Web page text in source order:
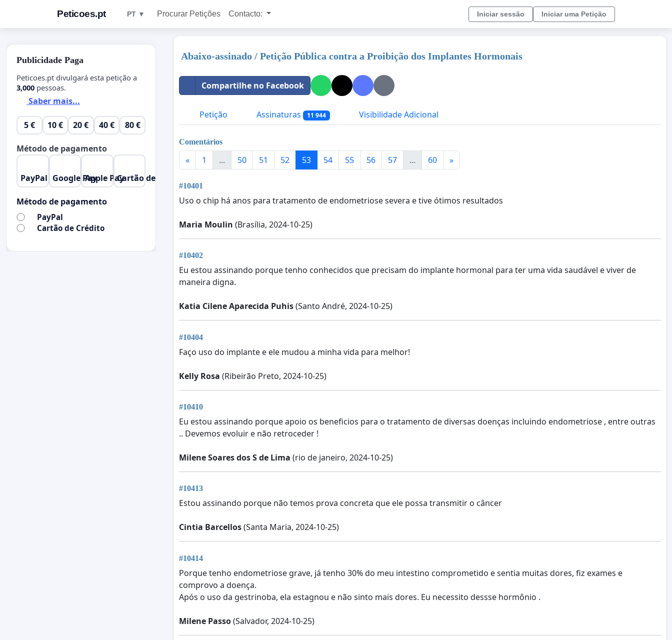
Peticoes.pt PT ▼ Procurar Petições Contacto: Iniciar sessão Iniciar uma Petição
Abaixo-assinado / Petição Pública contra a Proibição dos Implantes Hormonais
Compartilhe no Facebook
Petição Assinaturas 11 944 Visibilidade Adicional
Comentários
« 1 ... 50 51 52 53 54 55 56 57 ... 60 »
#10401
Uso o chip há anos para tratamento de endometriose severa e tive ótimos resultados
Maria Moulin (Brasília, 2024-10-25)
#10402
Eu estou assinando porque tenho conhecidos que precisam do implante hormonal para ter uma vida saudável e viver de
maneira digna.
Katia Cilene Aparecida Puhis(Santo André, 2024-10-25)
#10404
Faço uso do implante e ele mudou a minha vida para melhor!
Kelly Rosa (Ribeirão Preto, 2024-10-25)
#10410
Eu estou assinando porque apoio os beneficios para o tratamento de diversas doenças incluindo endometriose , entre outras
.. Devemos evoluir e não retroceder !
Milene Soares dos S de Lima (rio de janeiro, 2024-10-25)
#10413
Estou assinando porque não temos prova concreta que ele possa transmitir o câncer
Cintia Barcellos(Santa Maria, 2024-10-25)
#10414
Porque tenho endometriose grave, já tenho 30% do meu intestino comprometido e sentia muitas dores, fiz exames e
comprovo a doença.
Após o uso da gestrinoba, ela estagnou e não sinto mais dores. Eu necessito dessse hormônio .
Milene Passo(Salvador, 2024-10-25)
Publicidade Paga
Peticoes.pt divulgará esta petição a
3,000 pessoas.
Saber mais...
5 € 10 € 20 € 40 € 80 €
Método de pagamento
PayPal Google PayApple PayCartão de Crédito
Método de pagamento
PayPal
Cartão de Crédito